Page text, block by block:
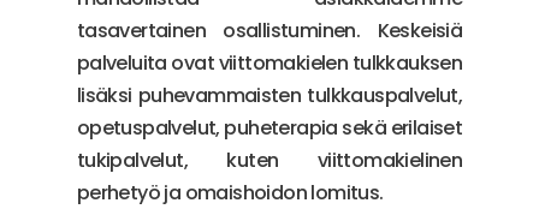
tasavertainen osallistuminen. Keskeisiä
palveluita ovat viittomakielen tulkkauksen
lisäksi puhevammaisten tulkkauspalvelut,
opetuspalvelut, puheterapia sekä erilaiset
tukipalvelut, kuten viittomakielinen
perhetyö ja omaishoidon lomitus.